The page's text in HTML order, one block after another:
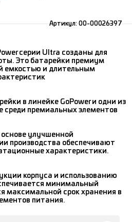
Артикул:00-00026397
серии Ultra созданы для
Это батарейки премиум
емкостью и длительным
в линейке GoPower и одни из
премиальных элементов
улучшенной
производства обеспечивают
характеристики.
корпуса и использованию
минимальный
максимальной срок хранения в
питания.